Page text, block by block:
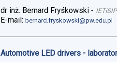
dr inż. Bernard Fryśkowski - IETiSIP
E-mail:bernard.fryskowski@pw.edu.pl
Automotive LED drivers -